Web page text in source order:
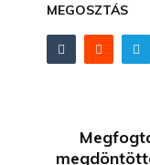
MEGOSZTÁS